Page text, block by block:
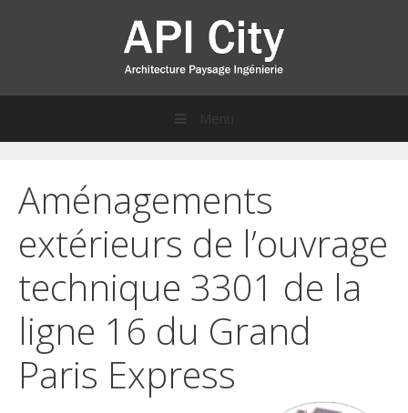
Menu
Aménagements
extérieurs de l’ouvrage
technique 3301 de la
ligne 16 du Grand
Paris Express